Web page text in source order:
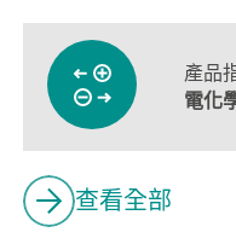
產品
電化
查看全部